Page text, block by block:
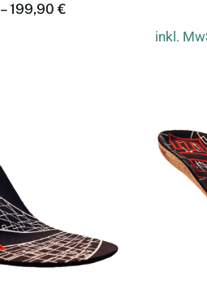
–199,90€
inkl.